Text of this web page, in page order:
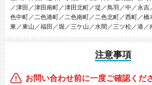
／津田／津田南町／津田北町／堤／鳥羽／中／永
色中町／二色港町／二色南町／二色北町／西町／橋
東／東山／福田／堀／三ケ山／水間／三ツ松／港／
注意事項
お問い合わせ前に一度ご確認くだ